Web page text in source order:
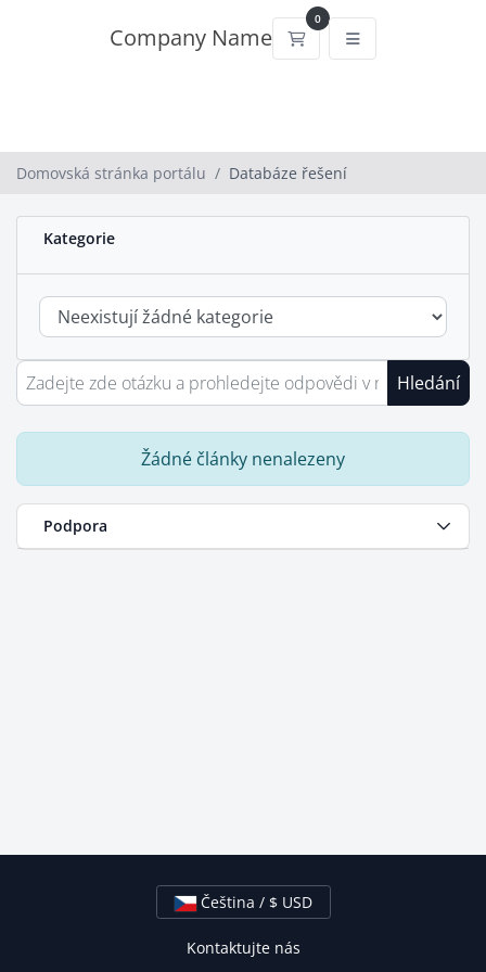
Company Name
0
Nákupní Košík
Domovská stránka portálu Databáze řešení
Kategorie
Hledání
Žádné články nenalezeny
Podpora
Čeština / $ USD
Kontaktujte nás